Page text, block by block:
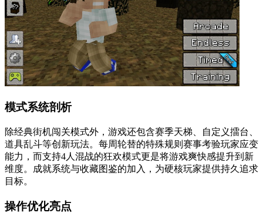
模式系统剖析
除经典街机闯关模式外，游戏还包含赛季天梯、自定义擂台、
道具乱斗等创新玩法。每周轮替的特殊规则赛事考验玩家应变
能力，而支持4人混战的狂欢模式更是将游戏爽快感提升到新
维度。成就系统与收藏图鉴的加入，为硬核玩家提供持久追求
目标。
操作优化亮点